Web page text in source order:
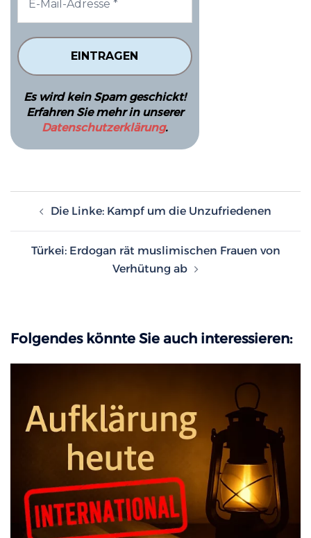
Es wird kein Spam geschickt!
Erfahren Sie mehr in unserer
Datenschutzerklärung.
Die Linke: Kampf um die Unzufriedenen
Türkei: Erdogan rät muslimischen Frauen von
Verhütung ab
Folgendes könnte Sie auch interessieren: